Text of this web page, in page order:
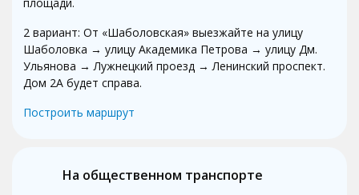
2 вариант: От «Шаболовская» выезжайте на улицу
Шаболовка → улицу Академика Петрова → улицу Дм.
Ульянова → Лужнецкий проезд → Ленинский проспект.
Дом 2А будет справа.
Построить маршрут
На общественном транспорте